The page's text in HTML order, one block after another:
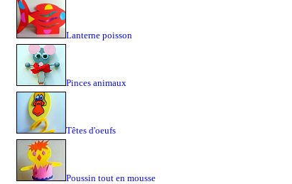
Lanterne poisson
Pinces animaux
Têtes d'oeufs
Poussin tout en mousse